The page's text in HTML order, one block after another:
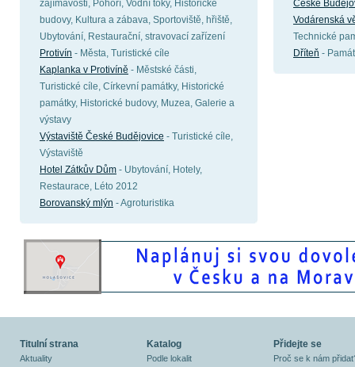
zajímavosti, Pohoří, Vodní toky, Historické
budovy, Kultura a zábava, Sportoviště, hřiště,
Ubytování, Restaurační, stravovací zařízení
Protivín - Města, Turistické cíle
Kaplanka v Protivíně - Městské části,
Turistické cíle, Církevní památky, Historické
památky, Historické budovy, Muzea, Galerie a
výstavy
Výstaviště České Budějovice - Turistické cíle,
Výstaviště
Hotel Zátkův Dům - Ubytování, Hotely,
Restaurace, Léto 2012
Borovanský mlýn - Agroturistika
České
Vodárenská
Technické
Dříteň -
Titulní strana
Aktuality
Katalog
Podle lokalit
Přidejte se
Proč se k nám